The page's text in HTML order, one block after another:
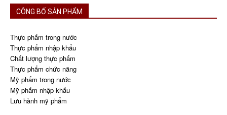
CÔNG BỐ SẢN PHẨM
Thực phẩm trong nước
Thực phẩm nhập khẩu
Chất lượng thực phẩm
Thực phẩm chức năng
Mỹ phẩm trong nước
Mỹ phẩm nhập khẩu
Lưu hành mỹ phẩm